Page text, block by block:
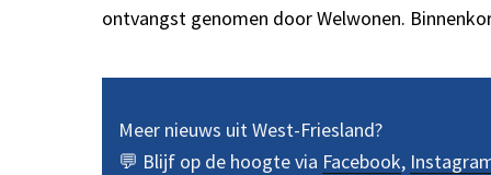
ontvangst genomen door Welwonen.
Meer nieuws uit West-Friesland?
💬 Blijf op de hoogte via Facebook,